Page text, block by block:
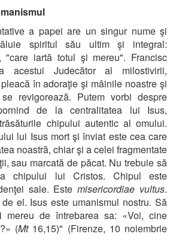
a papei are un singur nume şi
spiritul său ultim şi integral:
"care iartă totul şi mereu". Francisc
acestui Judecător al milostivirii,
în adoraţie şi mâinile noastre şi
revigorează. Putem vorbi despre
de la centralitatea lui Isus,
chipului autentic al omului.
lui Isus mort şi înviat este cea care
noastră, chiar şi a celei fragmentate
sau marcată de păcat. Nu trebuie să
chipului lui Cristos. Chipul este
sale. Estemisericordiae vultus.
el. Isus este umanismul nostru. Să
mereu de întrebarea sa: «Voi, cine
(Mt16,15)" (Firenze, 10 noiembrie